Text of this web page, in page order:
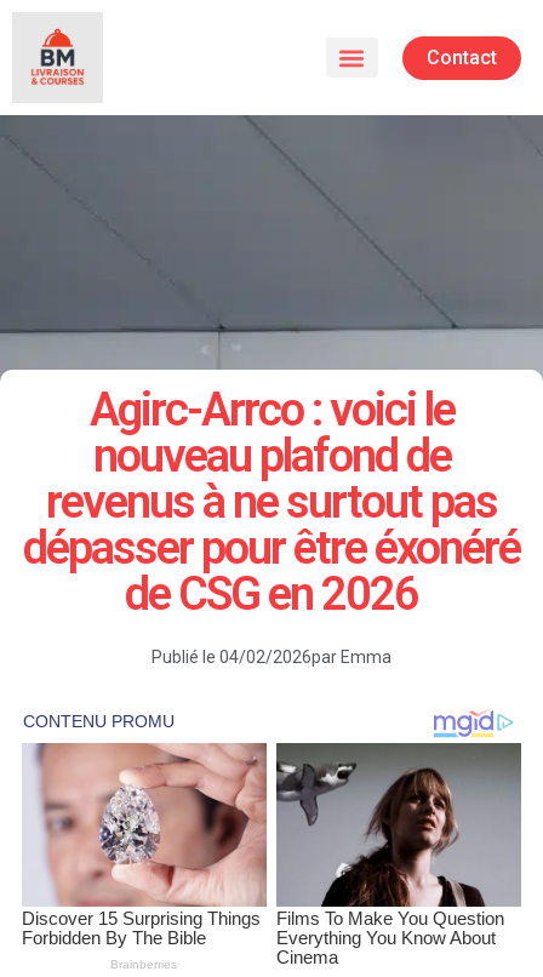
Contact
Agirc-Arrco : voici le
nouveau plafond de
revenus à ne surtout pas
dépasser pour être éxonéré
de CSG en 2026
Publié le 04/02/2026par Emma